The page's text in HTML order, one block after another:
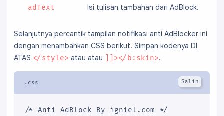
adText Isi tulisan tambahan dari AdBlock.
Selanjutnya percantik tampilan notifikasi anti AdBlocker ini
dengan menambahkan CSS berikut. Simpan kodenya DI
ATAS </style> atau atau ]]></b:skin>.
/* Anti AdBlock By igniel.com */